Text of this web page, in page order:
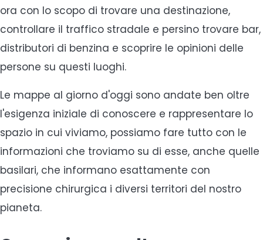
ora con lo scopo di trovare una destinazione,
controllare il traffico stradale e persino trovare bar,
distributori di benzina e scoprire le opinioni delle
persone su questi luoghi.
Le mappe al giorno d'oggi sono andate ben oltre
l'esigenza iniziale di conoscere e rappresentare lo
spazio in cui viviamo, possiamo fare tutto con le
informazioni che troviamo su di esse, anche quelle
basilari, che informano esattamente con
precisione chirurgica i diversi territori del nostro
pianeta.